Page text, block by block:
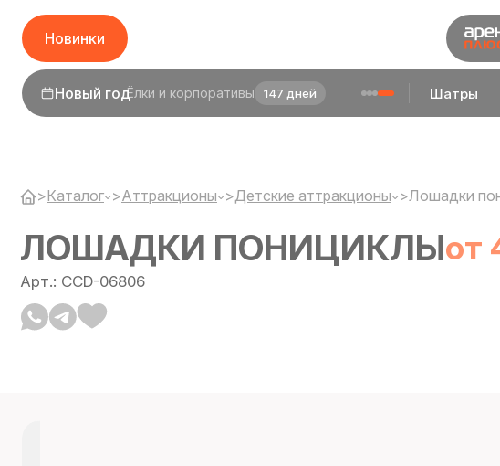
Новинки
1 сентябряДень знаний 25 дней Шатры
>Каталог >Аттракционы >Детские аттракционы >Лошадки
ЛОШАДКИ ПОНИЦИКЛЫот
Арт.: CCD-06806